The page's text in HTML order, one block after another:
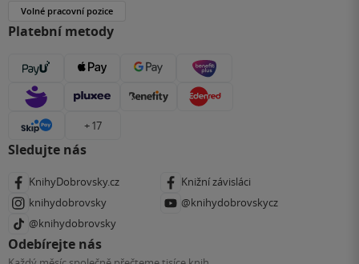
Volné pracovní pozice
Platební metody
+ 17
Sledujte nás
KnihyDobrovsky.cz
Knižní závisláci
knihydobrovsky
@knihydobrovskycz
@knihydobrovsky
Odebírejte nás